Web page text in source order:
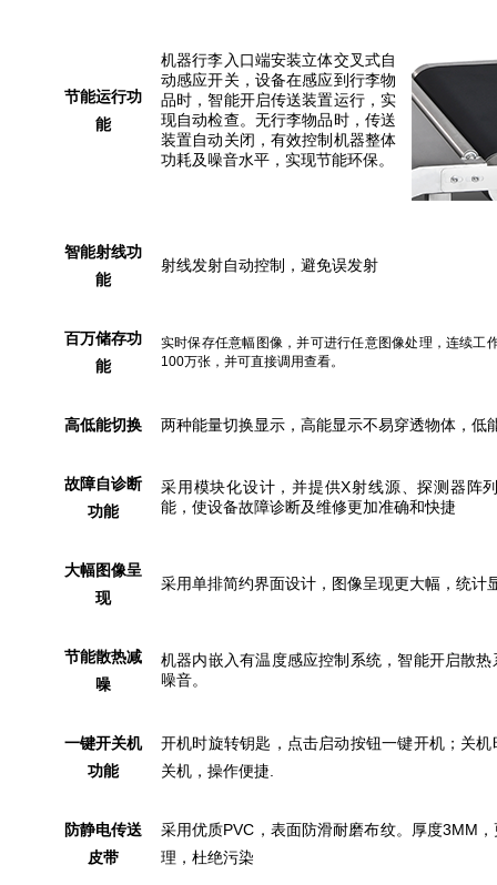
节能运行功
能
机器行李入口端安装立体交叉式自
动感应开关，设备在感应到行李物
品时，智能开启传送装置运行，实
现自动检查。无行李物品时，传送
装置自动关闭，有效控制机器整体
功耗及噪音水平，实现节能环保。
智能射线功
能
射线发射自动控制，避免误发射
百万储存功
能
实时保存任意幅图像，并可进行任意图像处理，连续工
100万张，并可直接调用查看。
高低能切换 两种能量切换显示，高能显示不易穿透物体，低
故障自诊断
功能
采用模块化设计，并提供X射线源、探测器阵
能，使设备故障诊断及维修更加准确和快捷
大幅图像呈
现
采用单排简约界面设计，图像呈现更大幅，统计
节能散热减
噪
机器内嵌入有温度感应控制系统，智能开启散
噪音。
一键开关机
功能
开机时旋转钥匙，点击启动按钮一键开机；关
关机，操作便捷.
防静电传送
皮带
采用优质PVC，表面防滑耐磨布纹。厚度3MM
理，杜绝污染